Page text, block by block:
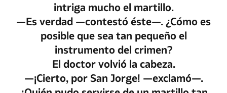
intriga mucho el martillo.
—Es verdad —contestó éste—. ¿Cómo es
posible que sea tan pequeño el
instrumento del crimen?
El doctor volvió la cabeza.
—¡Cierto, por San Jorge! —exclamó—.